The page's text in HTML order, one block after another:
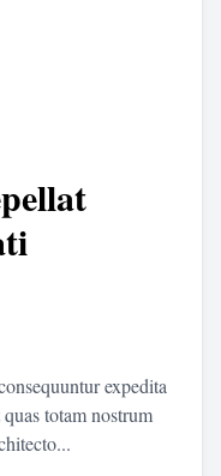
expedita
totam nostrum